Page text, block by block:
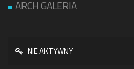
ARCH GALERIA
NIE AKTYWNY